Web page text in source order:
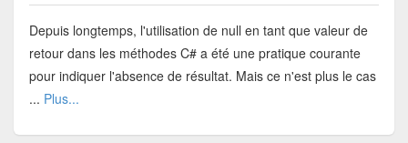
Depuis longtemps, l'utilisation de null en tant que valeur de
retour dans les méthodes C# a été une pratique courante
pour indiquer l'absence de résultat. Mais ce n'est plus le cas
... Plus...